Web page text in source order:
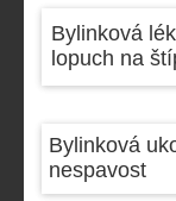
Bylinková
lopuch na
Bylinková
nespavost